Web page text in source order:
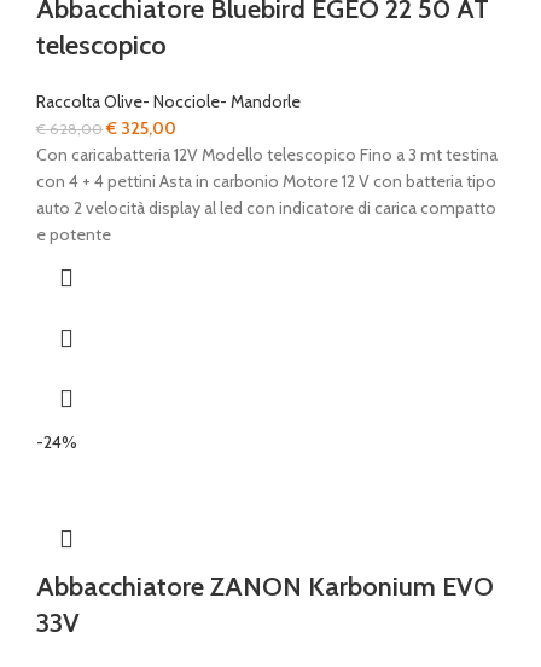
Abbacchiatore Bluebird EGEO 22 50 AT
telescopico
Raccolta Olive- Nocciole- Mandorle
€628,00Il
prezzo
originale
era:
€ 628,00.
€ 325,00
prezzo
attuale
è:
Con caricabatteria 12V Modello telescopico Fino a 3 mt testina
con 4 + 4 pettini Asta in carbonio Motore 12 V con batteria tipo
auto 2 velocità display al led con indicatore di carica compatto
e potente
-24%
Abbacchiatore ZANON Karbonium EVO
33V